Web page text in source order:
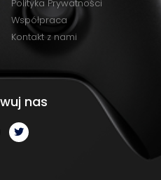
Polityka Prywatności
Współpraca
Kontakt z nami
nas